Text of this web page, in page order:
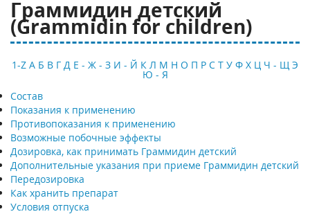
Граммидин детский
(Grammidin for children)
1-Z А Б В Г Д Е - Ж - З И - Й К Л М Н О П Р С Т У Ф Х Ц Ч - Щ Э
Ю - Я
Состав
Показания к применению
Противопоказания к применению
Возможные побочные эффекты
Дозировка, как принимать Граммидин детский
Дополнительные указания при приеме Граммидин детский
Передозировка
Как хранить препарат
Условия отпуска